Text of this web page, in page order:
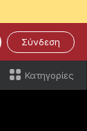
Σύνδεση
Κατηγορίες